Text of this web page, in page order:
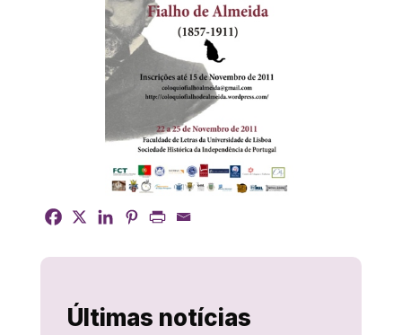
Últimas notícias